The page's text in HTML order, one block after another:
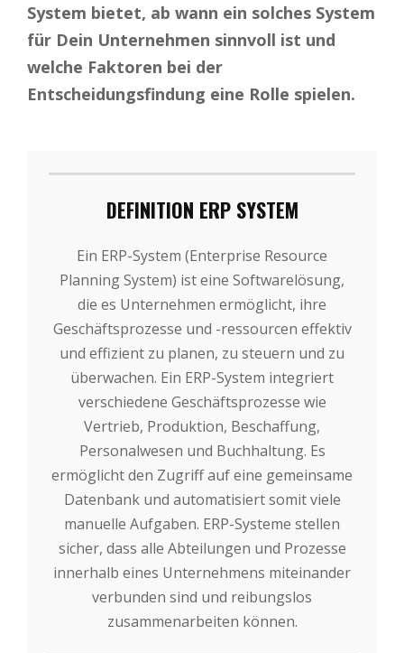
System bietet, ab wann ein solches System
für Dein Unternehmen sinnvoll ist und
welche Faktoren bei der
Entscheidungsfindung eine Rolle spielen.
DEFINITION ERP SYSTEM
Ein ERP-System (Enterprise Resource
Planning System) ist eine Softwarelösung,
die es Unternehmen ermöglicht, ihre
Geschäftsprozesse und -ressourcen effektiv
und effizient zu planen, zu steuern und zu
überwachen. Ein ERP-System integriert
verschiedene Geschäftsprozesse wie
Vertrieb, Produktion, Beschaffung,
Personalwesen und Buchhaltung. Es
ermöglicht den Zugriff auf eine gemeinsame
Datenbank und automatisiert somit viele
manuelle Aufgaben. ERP-Systeme stellen
sicher, dass alle Abteilungen und Prozesse
innerhalb eines Unternehmens miteinander
verbunden sind und reibungslos
zusammenarbeiten können.